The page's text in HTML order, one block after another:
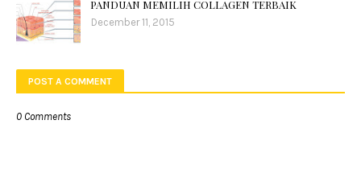
PANDUAN MEMILIH COLLAGEN TERBAIK
December 11, 2015
POST A COMMENT
0 Comments